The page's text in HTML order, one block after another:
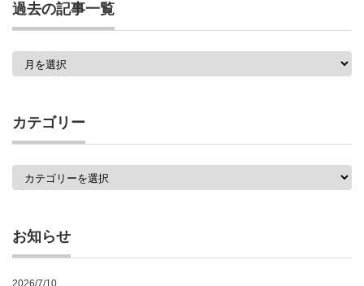
過去の記事一覧
一
覧
カテゴリー
お知らせ